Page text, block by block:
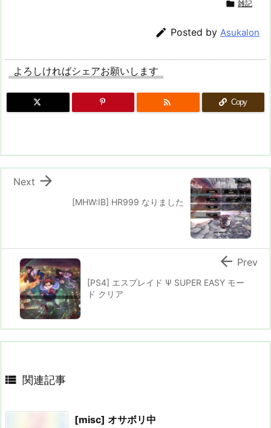
 雑記
 Posted by Asukalon
よろしければシェアお願いします
 Copy
[MHW:IB] HR999 なりました

Next
[PS4] エスプレイド Ψ SUPER EASY モー
ド クリア
 Prev
 関連記事
[misc] オサボリ中